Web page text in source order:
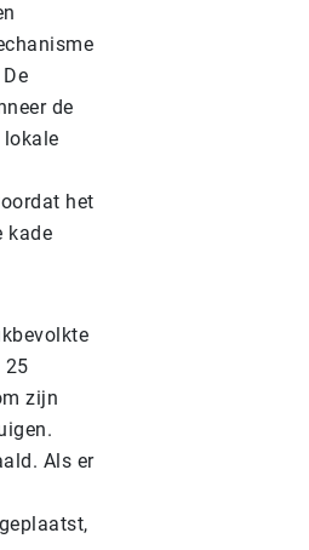
de
lokale
het
kade
25
zijn
Als er